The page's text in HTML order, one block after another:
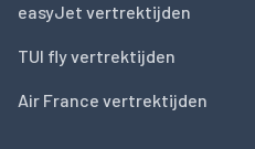
easyJet vertrektijden
TUI fly vertrektijden
Air France vertrektijden